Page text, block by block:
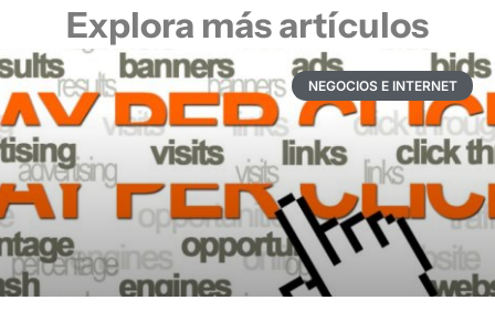
Explora más artículos
NEGOCIOS E INTERNET